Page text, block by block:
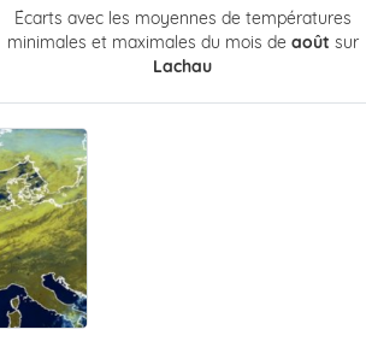
Écarts avec les moyennes de températures
minimales et maximales du mois de août sur
Lachau